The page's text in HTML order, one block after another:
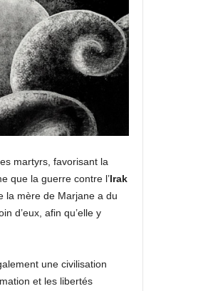
martyrs, favorisant la
que la guerre contre l’Irak
la mère de Marjane a du
d’eux, afin qu’elle y
une civilisation
et les libertés